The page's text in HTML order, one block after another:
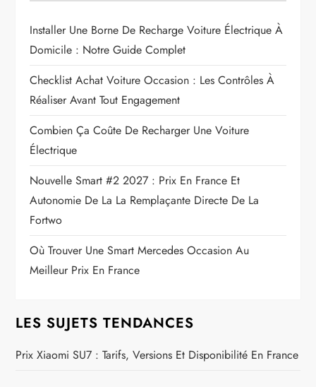
Installer Une Borne De Recharge Voiture Électrique À
Domicile : Notre Guide Complet
Checklist Achat Voiture Occasion : Les Contrôles À
Réaliser Avant Tout Engagement
Combien Ça Coûte De Recharger Une Voiture
Électrique
Nouvelle Smart #2 2027 : Prix En France Et
Autonomie De La La Remplaçante Directe De La
Fortwo
Où Trouver Une Smart Mercedes Occasion Au
Meilleur Prix En France
LES SUJETS TENDANCES
Prix Xiaomi SU7 : Tarifs, Versions Et Disponibilité En France